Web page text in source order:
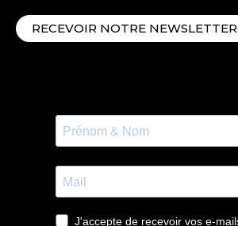
RECEVOIR NOTRE NEWSLETTER